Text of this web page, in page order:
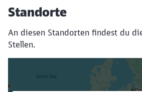
Standorte
An diesen Standorten findest du
Stellen.